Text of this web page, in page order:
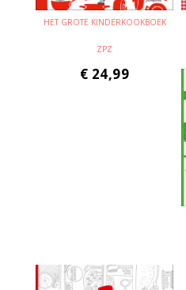
HET GROTE KINDERKOOKBOEK
ZPZ
€ 24,99